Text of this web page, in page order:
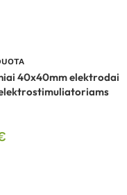
40x40mm elektrodai